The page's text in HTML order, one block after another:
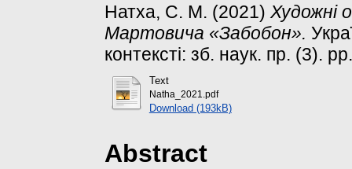
Натха, С. М. (2021) Художні
Мартовича «Забобон».
контексті: зб. наук. пр. (3).
Text
Natha_2021.pdf
Download (193kB)
Abstract